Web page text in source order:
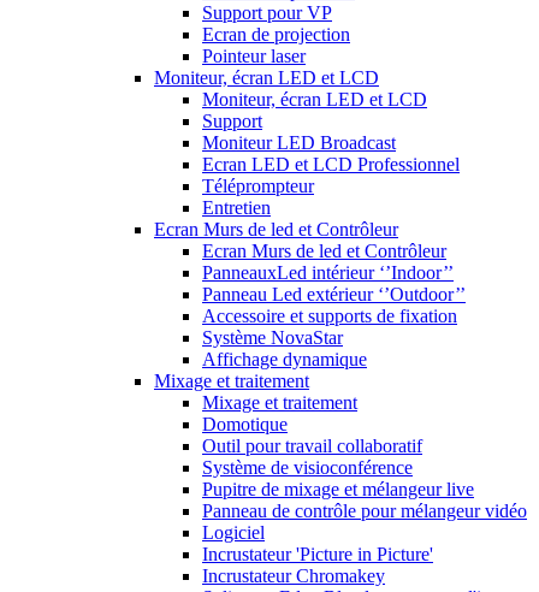
Support pour VP
Ecran de projection
Pointeur laser
Moniteur, écran LED et LCD
Moniteur, écran LED et LCD
Support
Moniteur LED Broadcast
Ecran LED et LCD Professionnel
Téléprompteur
Entretien
Ecran Murs de led et Contrôleur
Ecran Murs de led et Contrôleur
PanneauxLed intérieur ‘’Indoor’’
Panneau Led extérieur ‘’Outdoor’’
Accessoire et supports de fixation
Système NovaStar
Affichage dynamique
Mixage et traitement
Mixage et traitement
Domotique
Outil pour travail collaboratif
Système de visioconférence
Pupitre de mixage et mélangeur live
Panneau de contrôle pour mélangeur vidéo
Logiciel
Incrustateur 'Picture in Picture'
Incrustateur Chromakey